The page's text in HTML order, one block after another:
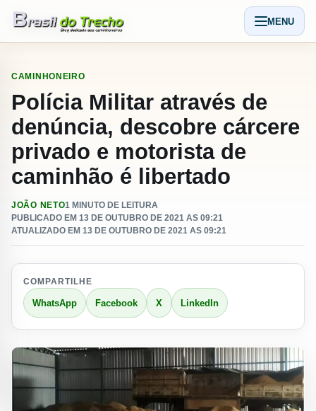
Abrir
MENU
CAMINHONEIRO
Polícia Militar através de
denúncia, descobre cárcere
privado e motorista de
caminhão é libertado
JOÃO NETO1 MINUTO DE LEITURA
PUBLICADO EM 13 DE OUTUBRO DE 2021 AS 09:21
ATUALIZADO EM 13 DE OUTUBRO DE 2021 AS 09:21
COMPARTILHE
WhatsApp Facebook X LinkedIn